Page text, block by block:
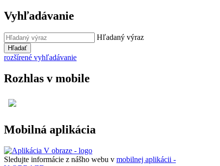
Vyhľadávanie
Hľadaný výraz
Hľadať
rozšírené vyhľadávanie
Rozhlas v mobile
Mobilná aplikácia
Sledujte informácie z nášho webu v mobilnej aplikácii -